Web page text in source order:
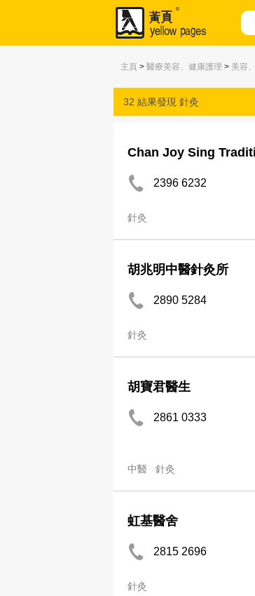
主頁 > 醫療美容、健康護理 > 美容
32 結果發現 針灸
Chan Joy Sing
2396 6232
針灸
胡兆明中醫針灸所
2890 5284
針灸
胡寶君醫生
2861 0333
中醫 針灸
虹基醫舍
2815 2696
針灸